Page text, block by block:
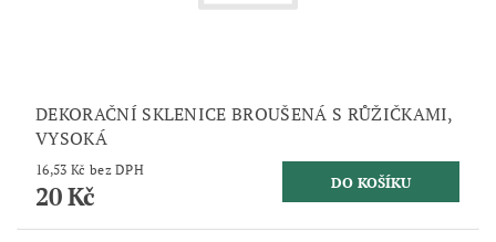
DEKORAČNÍ SKLENICE BROUŠENÁ S RŮŽIČKAMI,
VYSOKÁ
16,53 Kč bez DPH
20 Kč